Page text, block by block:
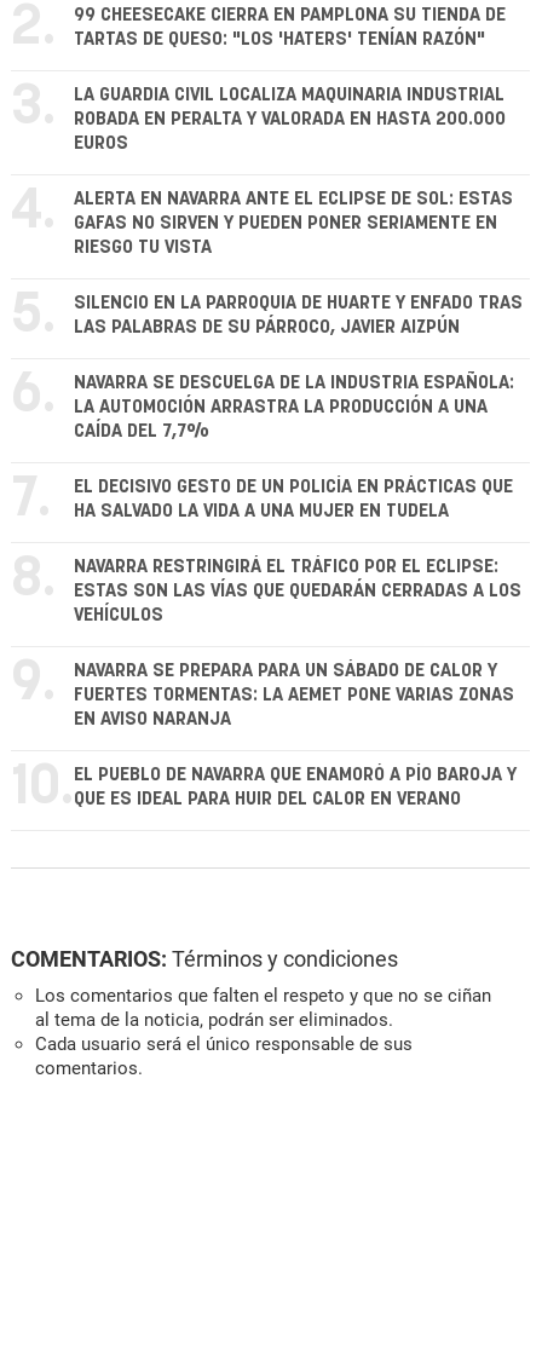
2.
99 CHEESECAKE CIERRA EN PAMPLONA SU TIENDA DE
TARTAS DE QUESO: "LOS 'HATERS' TENÍAN RAZÓN"
3.
LA GUARDIA CIVIL LOCALIZA MAQUINARIA INDUSTRIAL
ROBADA EN PERALTA Y VALORADA EN HASTA 200.000
EUROS
4.
ALERTA EN NAVARRA ANTE EL ECLIPSE DE SOL: ESTAS
GAFAS NO SIRVEN Y PUEDEN PONER SERIAMENTE EN
RIESGO TU VISTA
5.
SILENCIO EN LA PARROQUIA DE HUARTE Y ENFADO TRAS
LAS PALABRAS DE SU PÁRROCO, JAVIER AIZPÚN
6.
NAVARRA SE DESCUELGA DE LA INDUSTRIA ESPAÑOLA:
LA AUTOMOCIÓN ARRASTRA LA PRODUCCIÓN A UNA
CAÍDA DEL 7,7%
7.
EL DECISIVO GESTO DE UN POLICÍA EN PRÁCTICAS QUE
HA SALVADO LA VIDA A UNA MUJER EN TUDELA
8.
NAVARRA RESTRINGIRÁ EL TRÁFICO POR EL ECLIPSE:
ESTAS SON LAS VÍAS QUE QUEDARÁN CERRADAS A LOS
VEHÍCULOS
9.
NAVARRA SE PREPARA PARA UN SÁBADO DE CALOR Y
FUERTES TORMENTAS: LA AEMET PONE VARIAS ZONAS
EN AVISO NARANJA
10. EL PUEBLO DE NAVARRA QUE ENAMORÓ A PÍO BAROJA Y
QUE ES IDEAL PARA HUIR DEL CALOR EN VERANO
COMENTARIOS: Términos y condiciones
Los comentarios que falten el respeto y que no se ciñan
al tema de la noticia, podrán ser eliminados.
Cada usuario será el único responsable de sus
comentarios.